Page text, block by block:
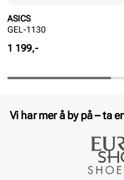
ASICS
GEL-1130
Pris
1 199,-
Vi har mer å by på – ta